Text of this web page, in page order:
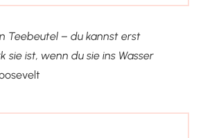
Teebeutel – du kannst erst
sie ist, wenn du sie ins Wasser